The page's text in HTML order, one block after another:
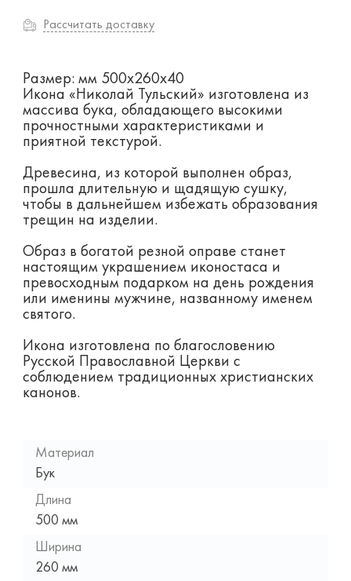
Рассчитать доставку
Размер: мм 500х260х40
Икона «Николай Тульский» изготовлена из
массива бука, обладающего высокими
прочностными характеристиками и
приятной текстурой.
Древесина, из которой выполнен образ,
прошла длительную и щадящую сушку,
чтобы в дальнейшем избежать образования
трещин на изделии.
Образ в богатой резной оправе станет
настоящим украшением иконостаса и
превосходным подарком на день рождения
или именины мужчине, названному именем
святого.
Икона изготовлена по благословению
Русской Православной Церкви с
соблюдением традиционных христианских
канонов.
Материал
Бук
Длина
500 мм
Ширина
260 мм